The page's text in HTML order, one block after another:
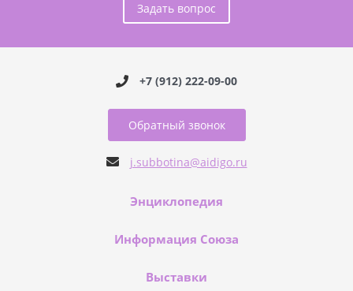
Задать вопрос
+7 (912) 222-09-00
Обратный звонок
j.subbotina@aidigo.ru
Энциклопедия
Информация Союза
Выставки